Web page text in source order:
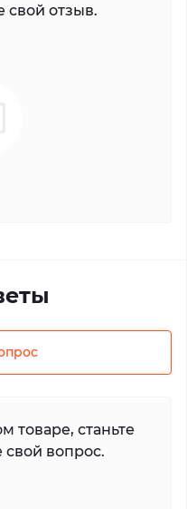
свой отзыв.
товаре, станьте
вопрос.